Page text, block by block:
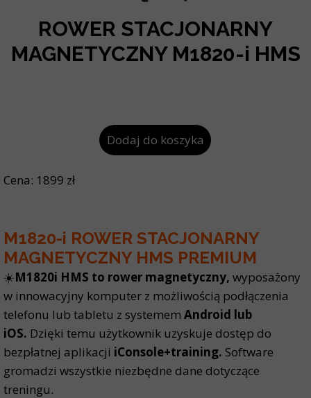
ROWER STACJONARNY
MAGNETYCZNY M1820-i HMS
Cena: 1899 zł
M1820-i ROWER STACJONARNY
MAGNETYCZNY HMS PREMIUM
☀️M1820i HMS to rower magnetyczny, wyposażony
w innowacyjny komputer z możliwością podłączenia
telefonu lub tabletu z systemem Android lub
iOS. Dzięki temu użytkownik uzyskuje dostęp do
bezpłatnej aplikacji iConsole+training. Software
gromadzi wszystkie niezbędne dane dotyczące
treningu.
Dodaj do koszyka